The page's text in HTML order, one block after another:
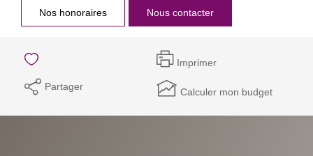
Nos honoraires Nous contacter
Imprimer
Partager Calculer mon budget